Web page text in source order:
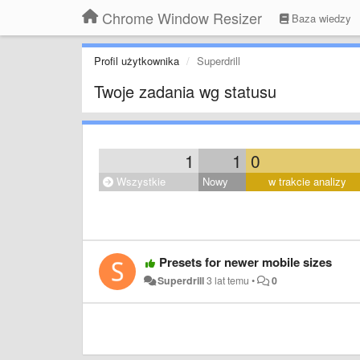
Chrome Window Resizer Baza wiedzy
Profil użytkownika Superdrill
Twoje zadania wg statusu
1 1 0
Wszystkie Nowy w trakcie analizy
Presets for newer mobile sizes
Superdrill3 lat temu • 0